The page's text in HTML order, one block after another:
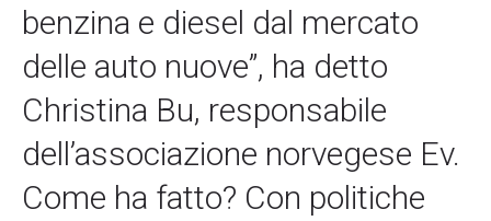
benzina e diesel dal mercato
delle auto nuove”, ha detto
Christina Bu, responsabile
dell’associazione norvegese Ev.
Come ha fatto? Con politiche